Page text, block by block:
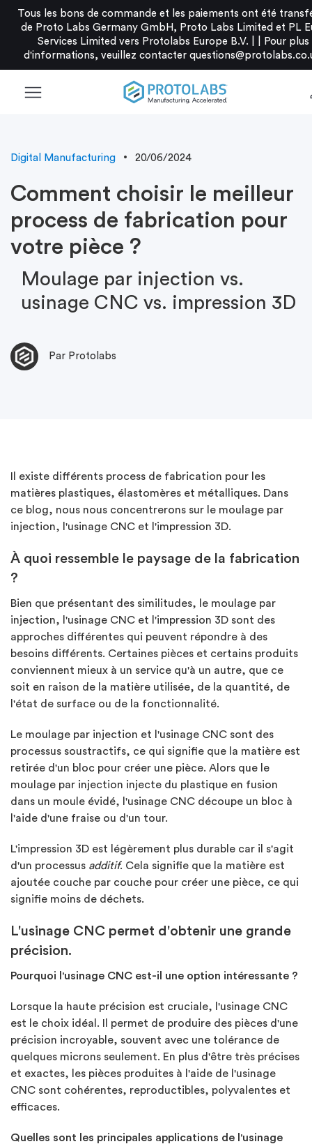
Tous les bons de commande et les paiements ont été
de Proto Labs Germany GmbH, Proto Labs Limited et PL
Services Limited vers Protolabs Europe B.V. |
Pour plus
d'informations, veuillez contacter
menu
Digital Manufacturing 20/06/2024
Comment choisir le meilleur
process de fabrication pour
votre pièce ?
Moulage par injection vs.
usinage CNC vs. impression 3D
Par Protolabs
Il existe différents process de fabrication pour les
matières plastiques, élastomères et métalliques. Dans
ce blog, nous nous concentrerons sur le moulage par
injection, l'usinage CNC et l'impression 3D.
À quoi ressemble le paysage de la fabrication
?
Bien que présentant des similitudes, le moulage par
injection, l'usinage CNC et l'impression 3D sont des
approches différentes qui peuvent répondre à des
besoins différents. Certaines pièces et certains produits
conviennent mieux à un service qu'à un autre, que ce
soit en raison de la matière utilisée, de la quantité, de
l'état de surface ou de la fonctionnalité.
Le moulage par injection et l'usinage CNC sont des
processus soustractifs, ce qui signifie que la matière est
retirée d'un bloc pour créer une pièce. Alors que le
moulage par injection injecte du plastique en fusion
dans un moule évidé, l'usinage CNC découpe un bloc à
l'aide d'une fraise ou d'un tour.
L'impression 3D est légèrement plus durable car il s'agit
d'un processus additif. Cela signifie que la matière est
ajoutée couche par couche pour créer une pièce, ce qui
signifie moins de déchets.
L'usinage CNC permet d'obtenir une grande
précision.
Pourquoi l'usinage CNC est-il une option intéressante ?
Lorsque la haute précision est cruciale, l'usinage CNC
est le choix idéal. Il permet de produire des pièces d'une
précision incroyable, souvent avec une tolérance de
quelques microns seulement. En plus d'être très précises
et exactes, les pièces produites à l'aide de l'usinage
CNC sont cohérentes, reproductibles, polyvalentes et
efficaces.
Quelles sont les principales applications de l'usinage